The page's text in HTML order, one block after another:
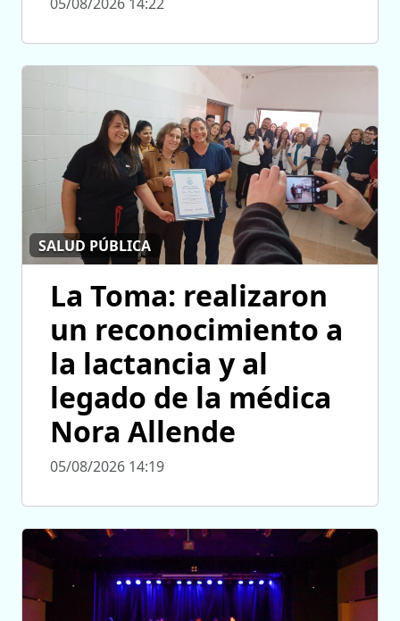
SALUD PÚBLICA
La Toma: realizaron
un reconocimiento a
la lactancia y al
legado de la médica
Nora Allende
05/08/2026 14:19